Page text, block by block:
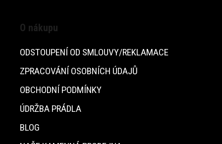
O nákupu
ODSTOUPENÍ OD SMLOUVY/REKLAMACE
ZPRACOVÁNÍ OSOBNÍCH ÚDAJŮ
OBCHODNÍ PODMÍNKY
ÚDRŽBA PRÁDLA
BLOG